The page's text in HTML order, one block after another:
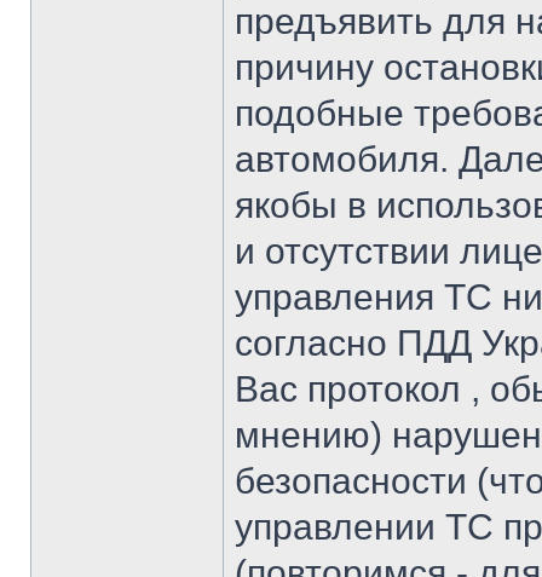
предъявить для
причину
подобные
автомобиля.
якобы в
и отсутствии
управления ТС
согласно ПДД
Вас протокол ,
мнению)
безопасности
управлении ТС